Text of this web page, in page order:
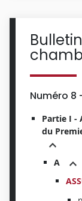
Numéro 8
Partie I -
du
A